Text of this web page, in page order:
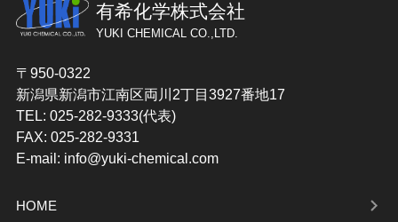
有希化学株式会社
YUKI CHEMICAL CO.,LTD.
〒950-0322
新潟県新潟市江南区両川2丁目3927番地17
TEL: 025-282-9333(代表)
FAX: 025-282-9331
E-mail: info@yuki-chemical.com
HOME